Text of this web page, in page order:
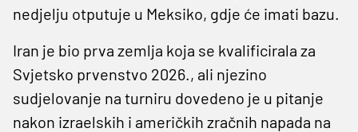
nedjelju otputuje u Meksiko, gdje će imati bazu.
Iran je bio prva zemlja koja se kvalificirala za
Svjetsko prvenstvo 2026., ali njezino
sudjelovanje na turniru dovedeno je u pitanje
nakon izraelskih i američkih zračnih napada na